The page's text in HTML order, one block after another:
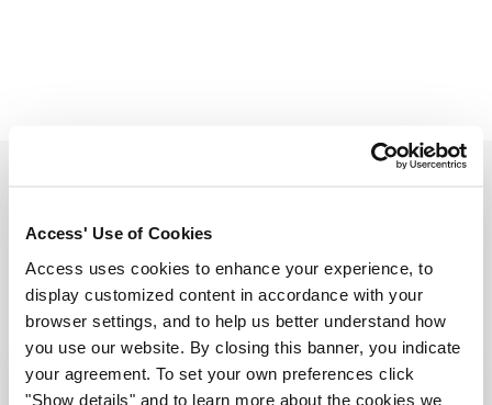
Access' Use of Cookies
Access uses cookies to enhance your experience, to
display customized content in accordance with your
browser settings, and to help us better understand how
you use our website. By closing this banner, you indicate
your agreement. To set your own preferences click
"Show details" and to learn more about the cookies we
Related Resources
View all resources